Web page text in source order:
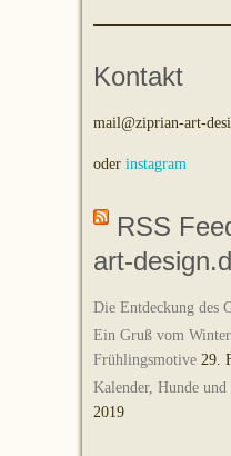
Kontakt
mail@ziprian-art-
oder instagram
RSS
art-
Die Entdeckung des
Ein Gruß vom
Frühlingsmotive 29.
Kalender, Hunde
2019